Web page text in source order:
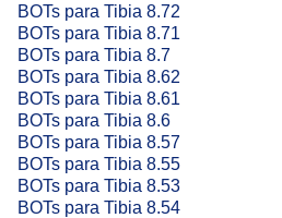
BOTs para Tibia 8.72
BOTs para Tibia 8.71
BOTs para Tibia 8.7
BOTs para Tibia 8.62
BOTs para Tibia 8.61
BOTs para Tibia 8.6
BOTs para Tibia 8.57
BOTs para Tibia 8.55
BOTs para Tibia 8.53
BOTs para Tibia 8.54